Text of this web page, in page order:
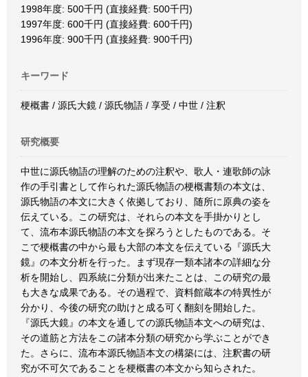
1998年度: 500千円 (直接経費: 500千円)
1997年度: 600千円 (直接経費: 600千円)
1996年度: 900千円 (直接経費: 900千円)
キーワード
梗概書 / 源氏大鏡 / 源氏物語 / 享受 / 中世 / 注釈
研究概要
中世に源氏物語の理解のための注釈や、歌人・連歌師の詠
作の手引書として作られた源氏物語の梗概書類の本文は、
源氏物語の本文に大きく依拠しており、随所に原典の姿を
伝えている。この研究は、それらの本文を手掛かりとし
て、流布本源氏物語の本文を探ろうとしたものである。そ
こで梗概書の中から最も大部の本文を伝えている『源氏大
鏡』の本文分析を行った。まず現存一類本諸本の詳細な分
析を開始し、四系統に分類が出来たことは、この研究の最
も大きな成果である。その過程で、資料館蔵本の特異性が
分かり、今後の研究の助けと成る可く翻刻を開始した。
『源氏大鏡』の本文を通しての源氏物語本文への研究は、
その道筋と方法をこの諸本分類の研究から学ぶことができ
た。さらに、流布本源氏物語本文の構築には、注釈書の研
究が不可欠であることを梗概書の本文から知らされた。